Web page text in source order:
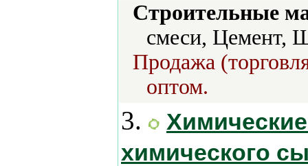
Строительные
смеси, Цемент,
Продажа
оптом.
3.
химического